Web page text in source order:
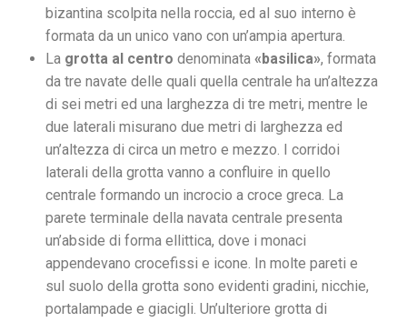
bizantina scolpita nella roccia, ed al suo interno è
formata da un unico vano con un’ampia apertura.
La grotta al centro denominata «basilica», formata
da tre navate delle quali quella centrale ha un’altezza
di sei metri ed una larghezza di tre metri, mentre le
due laterali misurano due metri di larghezza ed
un’altezza di circa un metro e mezzo. I corridoi
laterali della grotta vanno a confluire in quello
centrale formando un incrocio a croce greca. La
parete terminale della navata centrale presenta
un’abside di forma ellittica, dove i monaci
appendevano crocefissi e icone. In molte pareti e
sul suolo della grotta sono evidenti gradini, nicchie,
portalampade e giacigli. Un’ulteriore grotta di